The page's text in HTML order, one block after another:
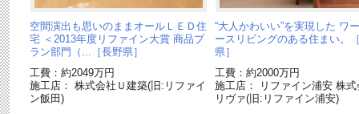
空間演出も思いのままオールＬＥＤ住
宅 ＜2013年度リファイン大賞 商品プ
ラン部門（...［長野県］
工費：約2049万円
施工店： 株式会社Ｕ建築(旧:リファイ
ン飯田)
“大人かわいい”を実現した ワ
ースリビングのある住まい。
県］
工費：約2000万円
施工店： リファイン浦安 株式
リヴァ(旧:リファイン浦安)